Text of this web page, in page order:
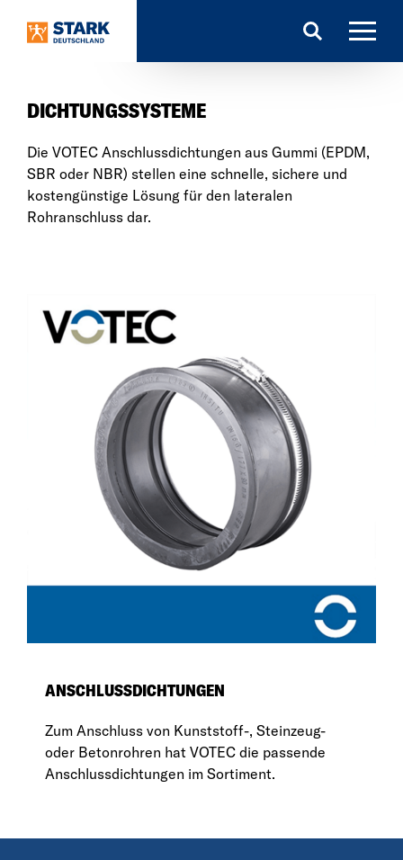
Search
DICHTUNGSSYSTEME
Die VOTEC Anschlussdichtungen aus Gummi (EPDM,
SBR oder NBR) stellen eine schnelle, sichere und
kostengünstige Lösung für den lateralen
Rohranschluss dar.
ANSCHLUSSDICHTUNGEN
Zum Anschluss von Kunststoff-, Steinzeug-
oder Betonrohren hat VOTEC die passende
Anschlussdichtungen im Sortiment.